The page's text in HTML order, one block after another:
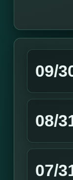
09/
08/
07/